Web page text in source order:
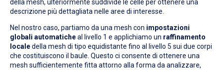
della mesh, ulteriormente suddivide le celle per ottenere una
descrizione più dettagliata nelle aree di interesse.
Nel nostro caso, partiamo da una mesh con impostazioni
globali automaticheal livello 1 e applichiamo un raffinamento
localedella mesh di tipo equidistante fino al livello 5 sui due corpi
che costituiscono il baule. Questo ci consente di ottenere una
mesh sufficientemente fitta attorno alla forma da analizzare,